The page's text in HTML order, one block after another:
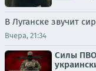
В Луганске звучит
Вчера, 21:34
Силы ПВО